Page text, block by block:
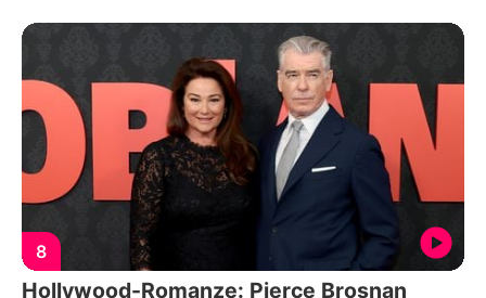
8
Hollywood-Romanze: Pierce Brosnan